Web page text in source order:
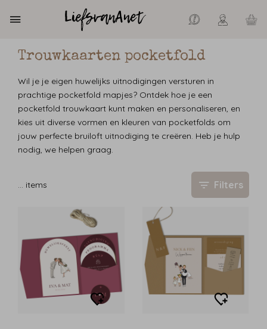
Trouwkaarten pocketfold
Wil je je eigen huwelijks uitnodigingen versturen in
prachtige pocketfold mapjes? Ontdek hoe je een
pocketfold trouwkaart kunt maken en personaliseren, en
kies uit diverse vormen en kleuren van pocketfolds om
jouw perfecte bruiloft uitnodiging te creëren. Heb je hulp
nodig, we helpen graag.
items Filters